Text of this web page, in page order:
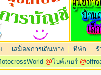
เสม็ด&การเดินทาง |ที่พัก |
@ไบค์เกอร์ @